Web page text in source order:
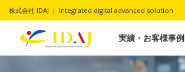
株式会社 IDAJ ｜ Integrated digital advanced solution
実績・お客様事例